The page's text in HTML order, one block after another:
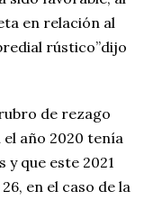
en relación al
rústico”dijo
de rezago
año 2020 tenía
y que este 2021
en el caso de la